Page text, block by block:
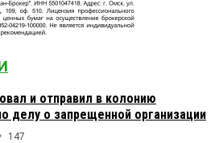
и отправил в колонию
о запрещенной организации
147